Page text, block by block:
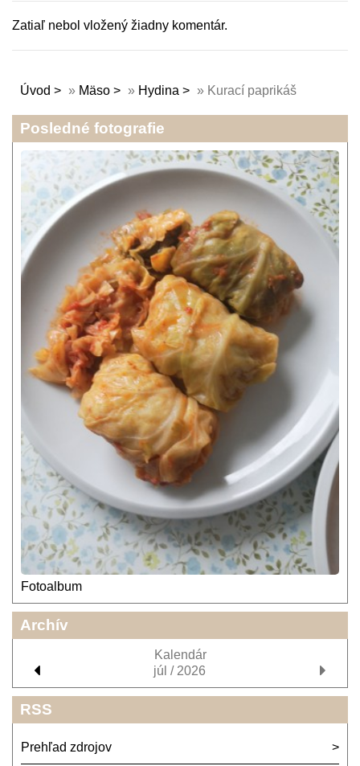
Zatiaľ nebol vložený žiadny komentár.
Úvod » Mäso » Hydina » Kurací paprikáš
Posledné fotografie
Fotoalbum
Archív
Kalendár
júl / 2026
RSS
Prehľad zdrojov